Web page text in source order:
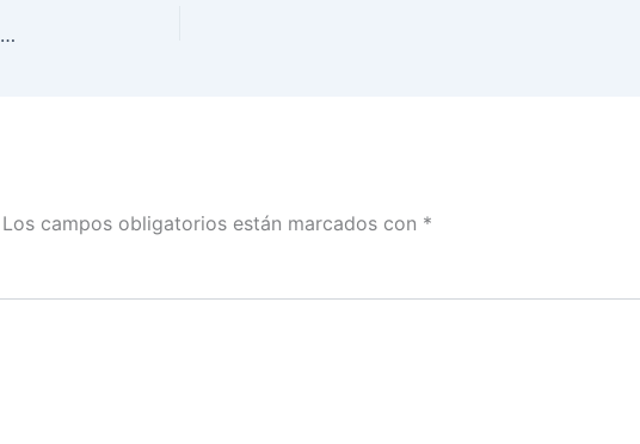
Con corte al 30 de junio, el INE ha entregado más de 1 millón de Credenciales para Votar a mexicanas y mexicanos residentes en el extranjero
Los campos obligatorios están marcados con *